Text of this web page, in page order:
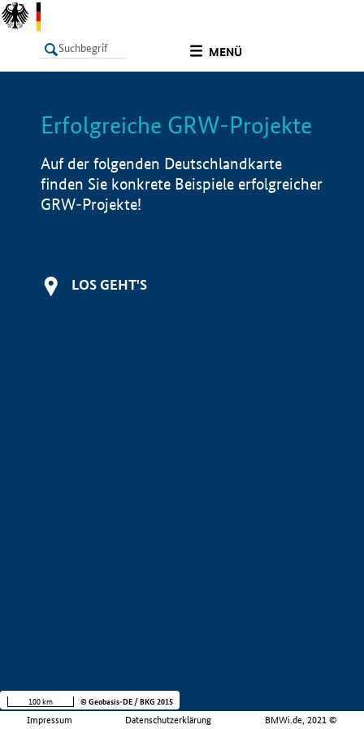
MENÜ
LISTE Info
Erfolgreiche GRW-Projekte
Auf der folgenden Deutschlandkarte
finden Sie konkrete Beispiele erfolgreicher
GRW-Projekte!
LOS GEHT'S
Impressum Datenschutzerklärung BMWi.de, 2021 ©
100 km © Geobasis-DE / BKG 2015